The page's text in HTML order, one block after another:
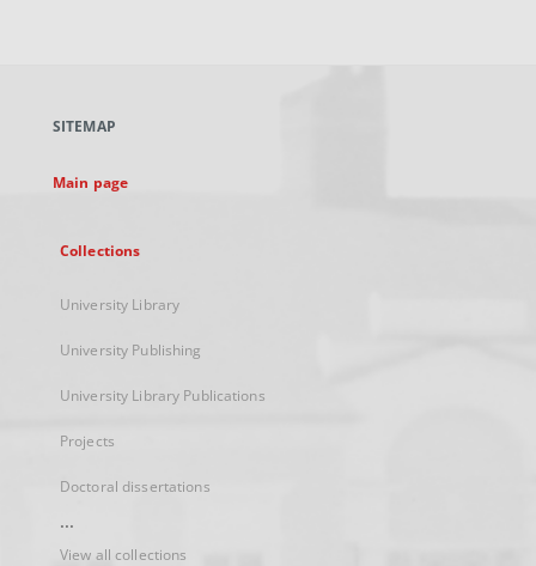
new
SITEMAP
Main page
Collections
University Library
University Publishing
University Library Publications
Projects
Doctoral dissertations
...
View all collections